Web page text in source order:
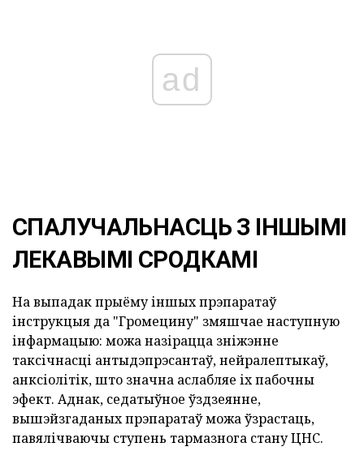
ad
СПАЛУЧАЛЬНАСЦЬ З ІНШЫМІ
ЛЕКАВЫМІ СРОДКАМІ
На выпадак прыёму іншых прэпаратаў
інструкцыя да "Громецину" змяшчае наступную
інфармацыю: можа назірацца зніжэнне
таксічнасці антыдэпрэсантаў, нейралептыкаў,
анксіолітік, што значна аслабляе іх пабочны
эфект. Аднак, седатыўное ўздзеянне,
вышэйзгаданых прэпаратаў можа ўзрастаць,
павялічваючы ступень тармазнога стану ЦНС.